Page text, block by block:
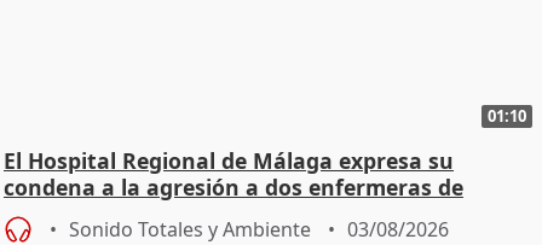
01:10
El Hospital Regional de Málaga expresa su
condena a la agresión a dos enfermeras de
Urgencias
Sonido Totales y Ambiente 03/08/2026